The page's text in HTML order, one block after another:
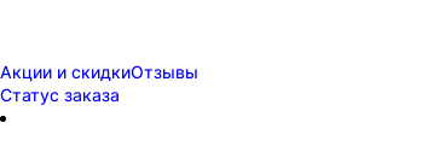
Акции и скидкиОтзывы
Статус заказа